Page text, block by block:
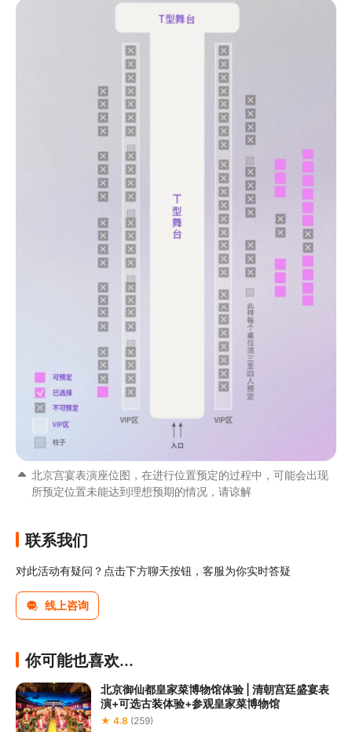
北京宫宴表演座位图，在进行位置预定的过程中，可能会出现
所预定位置未能达到理想预期的情况，请谅解
联系我们
对此活动有疑问？点击下方聊天按钮，客服为你实时答疑
线上咨询
你可能也喜欢...
北京御仙都皇家菜博物馆体验 | 清朝宫廷盛宴表
演+可选古装体验+参观皇家菜博物馆
★ 4.8 (259)